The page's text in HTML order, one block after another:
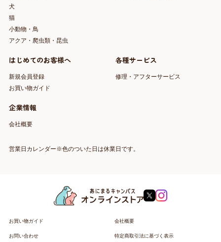
犬
猫
小動物・鳥
アクア・爬虫類・昆虫
はじめてのお客様へ
新規会員登録
お買い物ガイド
各種サービス
修理・アフターサービス
企業情報
会社概要
営業日カレンダー※色のついた日は休業日です。
お買い物ガイド 会社概要
お問い合わせ 特定商取引法に基づく表示